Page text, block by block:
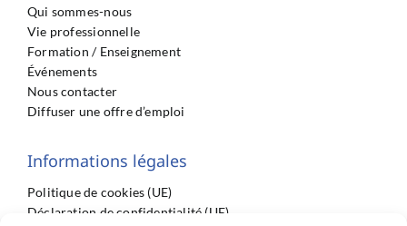
Qui sommes-nous
Vie professionnelle
Formation / Enseignement
Événements
Nous contacter
Diffuser une offre d’emploi
Informations légales
Politique de cookies (UE)
Déclaration de confidentialité (UE)